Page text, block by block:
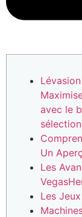
avec le
Un
Les
Les